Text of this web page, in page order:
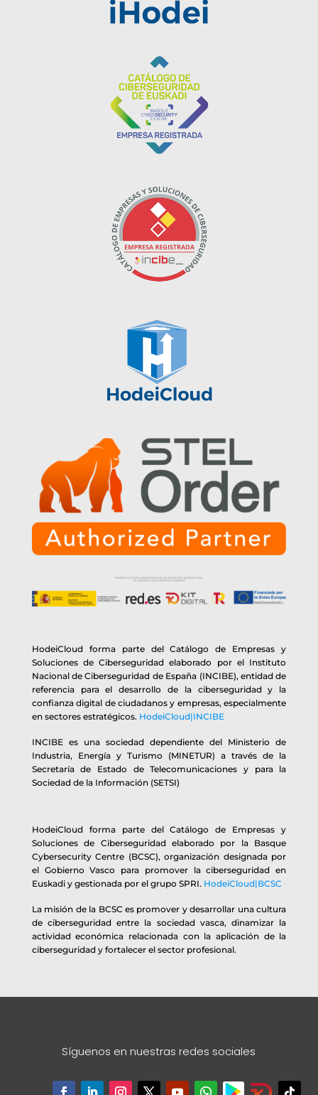
HodeiCloud forma parte del Catálogo de Empresas y
Soluciones de Ciberseguridad elaborado por el Instituto
Nacional de Ciberseguridad de España (INCIBE), entidad de
referencia para el desarrollo de la ciberseguridad y la
confianza digital de ciudadanos y empresas, especialmente
en sectores estratégicos. HodeiCloud|INCIBE
INCIBE es una sociedad dependiente del Ministerio de
Industria, Energía y Turismo (MINETUR) a través de la
Secretaría de Estado de Telecomunicaciones y para la
Sociedad de la Información (SETSI)
HodeiCloud forma parte del Catálogo de Empresas y
Soluciones de Ciberseguridad elaborado por la Basque
Cybersecurity Centre (BCSC), organización designada por
el Gobierno Vasco para promover la ciberseguridad en
Euskadi y gestionada por el grupo SPRI. HodeiCloud|BCSC
La misión de la BCSC es promover y desarrollar una cultura
de ciberseguridad entre la sociedad vasca, dinamizar la
actividad económica relacionada con la aplicación de la
ciberseguridad y fortalecer el sector profesional.
Síguenos en nuestras redes sociales